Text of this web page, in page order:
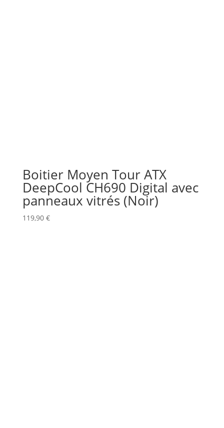
Boitier Moyen Tour ATX
DeepCool CH690 Digital avec
panneaux vitrés (Noir)
119,90 €